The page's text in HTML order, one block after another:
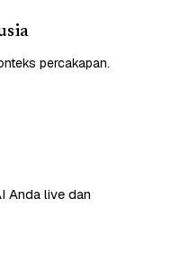
percakapan.
Anda live dan